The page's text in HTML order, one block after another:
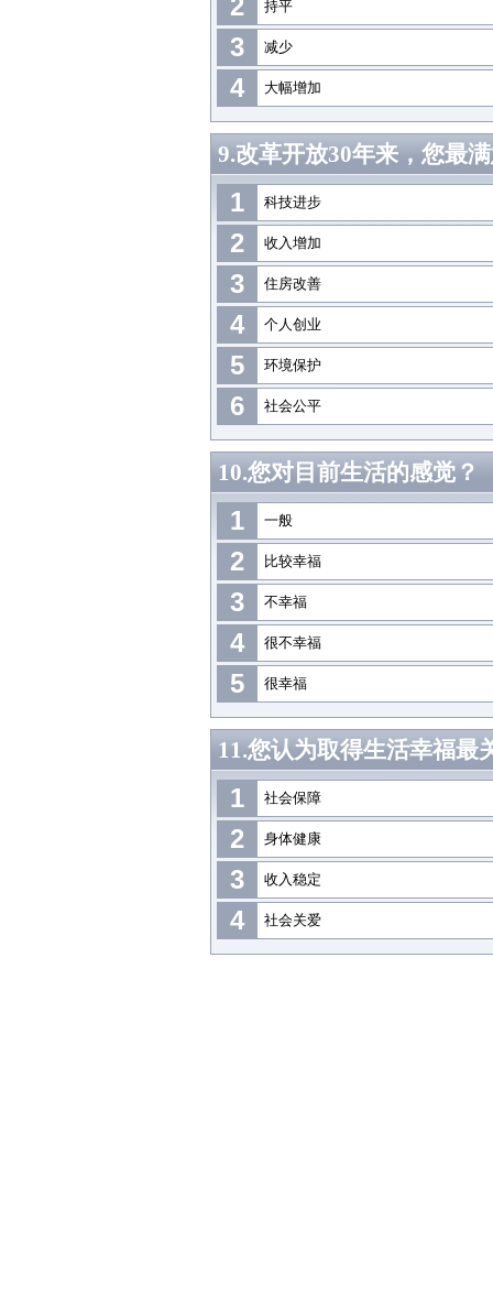
2 持平
3 减少
4 大幅增加
9.改革开放30年来，您最
1 科技进步
2 收入增加
3 住房改善
4 个人创业
5 环境保护
6 社会公平
10.您对目前生活的感觉？
1 一般
2 比较幸福
3 不幸福
4 很不幸福
5 很幸福
11.您认为取得生活幸福最
1 社会保障
2 身体健康
3 收入稳定
4 社会关爱